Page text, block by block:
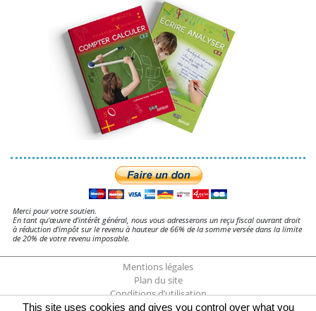
Merci pour votre soutien.
En tant qu'œuvre d'intérêt général, nous vous adresserons un reçu fiscal ouvrant droit
à réduction d'impôt sur le revenu à hauteur de 66% de la somme versée dans la limite
de 20% de votre revenu imposable.
Mentions légales
Plan du site
Conditions d’utilisation
Gestion des cookies
This site uses cookies and gives you control over what you